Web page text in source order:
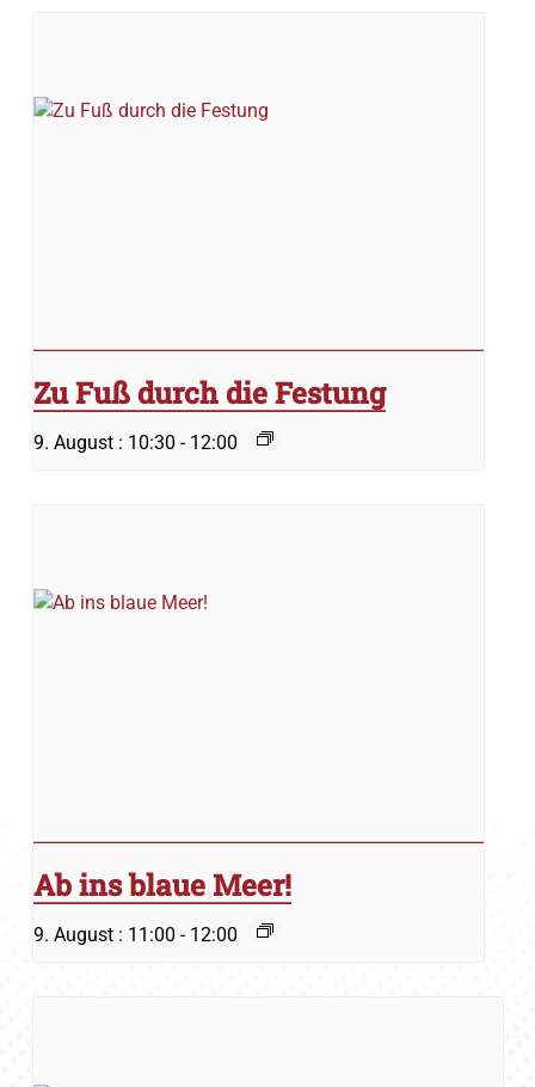
Zu Fuß durch die Festung
9. August : 10:30 - 12:00
Ab ins blaue Meer!
9. August : 11:00 - 12:00